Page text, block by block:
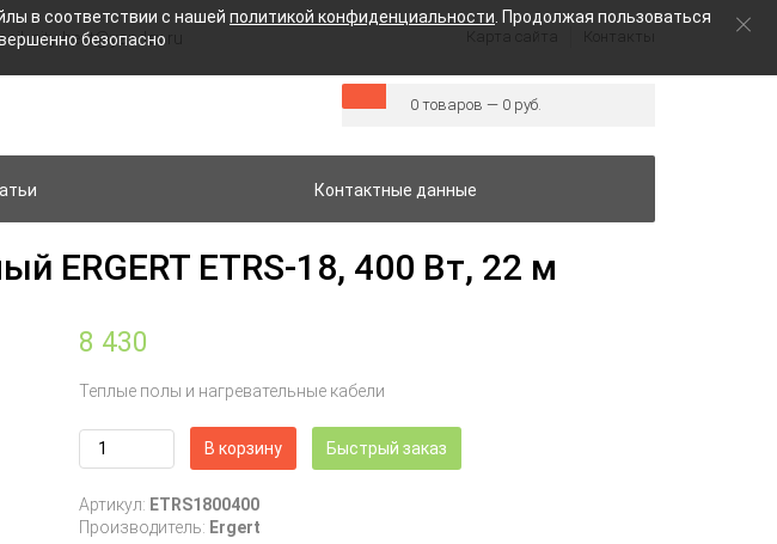
city-heat@yandex.ru Карта сайта Контакты
0 товаров — 0 руб.
Контактные данные
ERGERT ETRS-18, 400 Вт, 22 м
8 430
Теплые полы и нагревательные кабели
В корзину Быстрый заказ
Артикул: ETRS1800400
Производитель: Ergert
в соответствии с нашей политикой конфиденциальности . Продолжая пользоваться
безопасно